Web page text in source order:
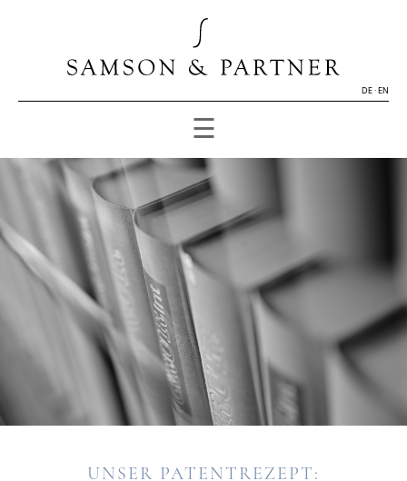
DE·EN
☰
UNSER PATENTREZEPT: